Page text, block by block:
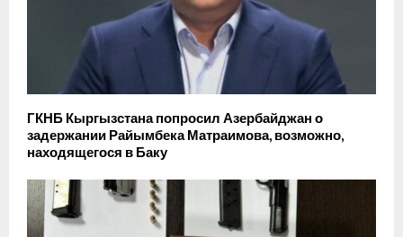
ГКНБ Кыргызстана попросил Азербайджан о
задержании Райымбека Матраимова, возможно,
находящегося в Баку